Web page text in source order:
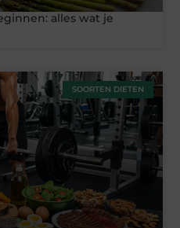
alles wat je
SOORTEN DIETEN